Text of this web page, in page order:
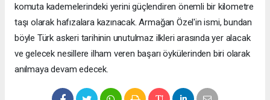
komuta kademelerindeki yerini güçlendiren önemli bir kilometre
taşı olarak hafızalara kazınacak. Armağan Özel'in ismi, bundan
böyle Türk askeri tarihinin unutulmaz ilkleri arasında yer alacak
ve gelecek nesillere ilham veren başarı öykülerinden biri olarak
anılmaya devam edecek.